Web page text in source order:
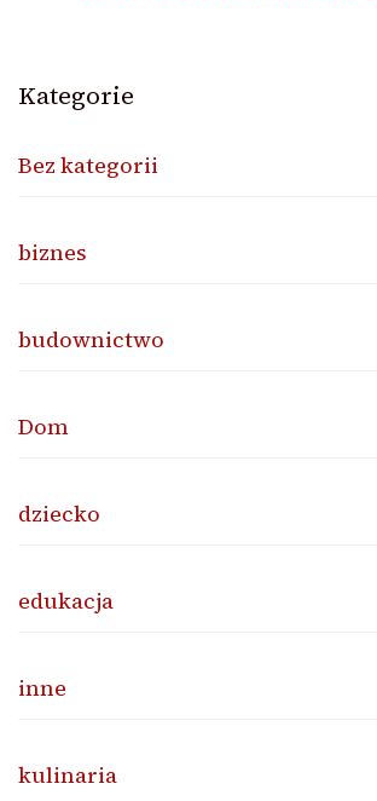
Kategorie
Bez kategorii
biznes
budownictwo
Dom
dziecko
edukacja
inne
kulinaria